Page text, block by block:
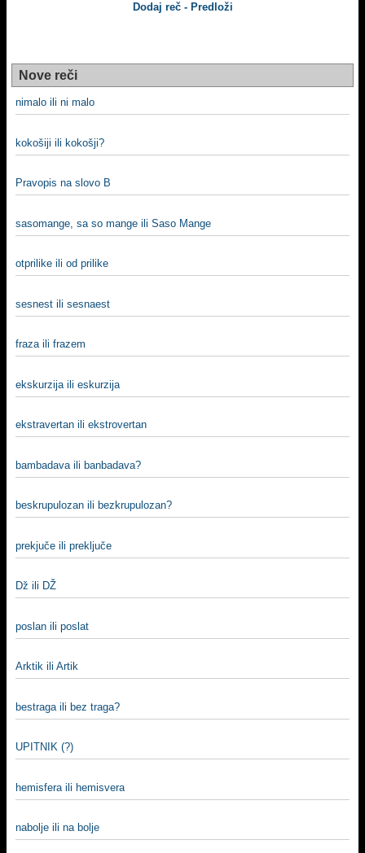
Dodaj reč - Predloži
Nove reči
nimalo ili ni malo
kokošiji ili kokošji?
Pravopis na slovo B
sasomange, sa so mange ili Saso Mange
otprilike ili od prilike
sesnest ili sesnaest
fraza ili frazem
ekskurzija ili eskurzija
ekstravertan ili ekstrovertan
bambadava ili banbadava?
beskrupulozan ili bezkrupulozan?
prekjuče ili preključe
Dž ili DŽ
poslan ili poslat
Arktik ili Artik
bestraga ili bez traga?
UPITNIK (?)
hemisfera ili hemisvera
nabolje ili na bolje